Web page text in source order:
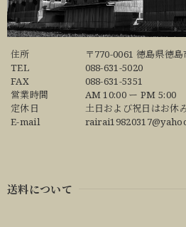
住所
〒770-0061 徳島県徳
TEL
088-631-5020
FAX
088-631-5351
営業時間
AM 10:00 ー PM 5:00
定休日
土日および祝日はお休
E-mail
送料について